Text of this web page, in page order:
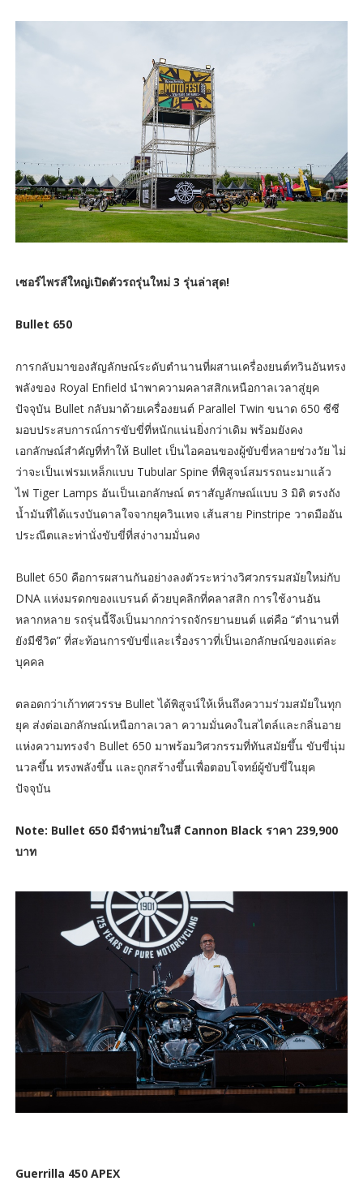
เซอร์ไพรส์ใหญ่เปิดตัวรถรุ่นใหม่ 3 รุ่นล่าสุด!
Bullet 650
การกลับมาของสัญลักษณ์ระดับตำนานที่ผสานเครื่องยนต์ทวินอันทรง
พลังของ Royal Enfield นำพาความคลาสสิกเหนือกาลเวลาสู่ยุค
ปัจจุบัน Bullet กลับมาด้วยเครื่องยนต์ Parallel Twin ขนาด 650 ซีซี
มอบประสบการณ์การขับขี่ที่หนักแน่นยิ่งกว่าเดิม พร้อมยังคง
เอกลักษณ์สำคัญที่ทำให้ Bullet เป็นไอคอนของผู้ขับขี่หลายช่วงวัย ไม่
ว่าจะเป็นเฟรมเหล็กแบบ Tubular Spine ที่พิสูจน์สมรรถนะมาแล้ว
ไฟ Tiger Lamps อันเป็นเอกลักษณ์ ตราสัญลักษณ์แบบ 3 มิติ ตรงถัง
น้ำมันที่ได้แรงบันดาลใจจากยุควินเทจ เส้นสาย Pinstripe วาดมืออัน
ประณีตและท่านั่งขับขี่ที่สง่างามมั่นคง
Bullet 650 คือการผสานกันอย่างลงตัวระหว่างวิศวกรรมสมัยใหม่กับ
DNA แห่งมรดกของแบรนด์ ด้วยบุคลิกที่คลาสสิก การใช้งานอัน
หลากหลาย รถรุ่นนี้จึงเป็นมากกว่ารถจักรยานยนต์ แต่คือ “ตำนานที่
ยังมีชีวิต” ที่สะท้อนการขับขี่และเรื่องราวที่เป็นเอกลักษณ์ของแต่ละ
บุคคล
ตลอดกว่าเก้าทศวรรษ Bullet ได้พิสูจน์ให้เห็นถึงความร่วมสมัยในทุก
ยุค ส่งต่อเอกลักษณ์เหนือกาลเวลา ความมั่นคงในสไตล์และกลิ่นอาย
แห่งความทรงจำ Bullet 650 มาพร้อมวิศวกรรมที่ทันสมัยขึ้น ขับขี่นุ่ม
นวลขึ้น ทรงพลังขึ้น และถูกสร้างขึ้นเพื่อตอบโจทย์ผู้ขับขี่ในยุค
ปัจจุบัน
Note: Bullet 650 มีจำหน่ายในสี Cannon Black ราคา 239,900
บาท
Guerrilla 450 APEX